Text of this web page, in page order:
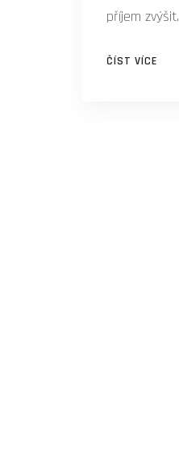
příjem zvýšit.
ČÍST VÍCE